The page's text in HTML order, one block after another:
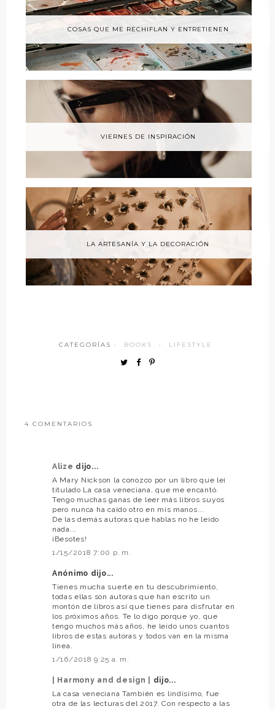
COSAS QUE ME RECHIFLAN Y ENTRETIENEN
VIERNES DE INSPIRACIÓN
LA ARTESANÍA Y LA DECORACIÓN
CATEGORÍAS · BOOKS · LIFESTYLE
4 COMENTARIOS
Alize dijo...
A Mary Nickson la conozco por un libro que leí
titulado La casa veneciana, que me encantó.
Tengo muchas ganas de leer más libros suyos
pero nunca ha caído otro en mis manos...
De las demás autoras que hablas no he leído
nada...
¡Besotes!
1/15/2018 7:00 p. m.
Anónimo dijo...
Tienes mucha suerte en tu descubrimiento,
todas ellas son autoras que han escrito un
montón de libros así que tienes para disfrutar en
los próximos años. Te lo digo porque yo, que
tengo muchos más años, he leído unos cuantos
libros de estas autoras y todos van en la misma
línea.
1/16/2018 9:25 a. m.
| Harmony and design |
dijo...
La casa veneciana También es lindísimo, fue
otra de las lecturas del 2017. Con respecto a las